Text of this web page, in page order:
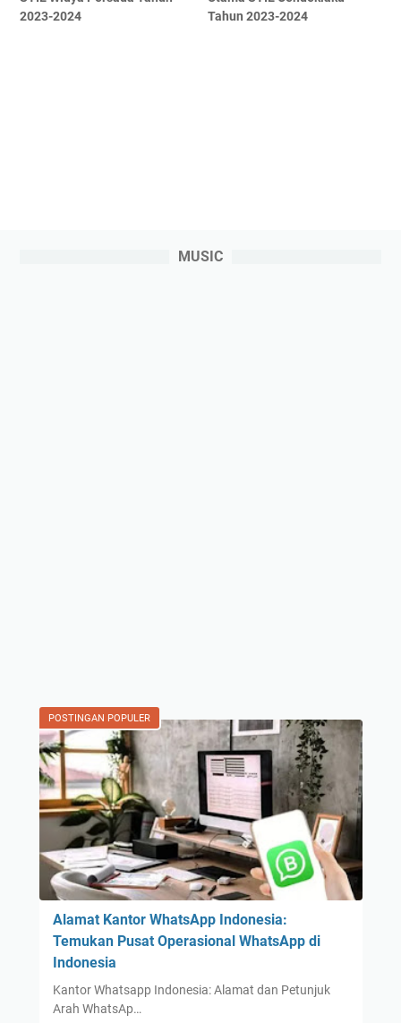
2023-2024
Tahun 2023-2024
MUSIC
POSTINGAN POPULER
Alamat Kantor WhatsApp Indonesia:
Temukan Pusat Operasional WhatsApp di
Indonesia
Kantor Whatsapp Indonesia: Alamat dan Petunjuk
Arah WhatsAp…